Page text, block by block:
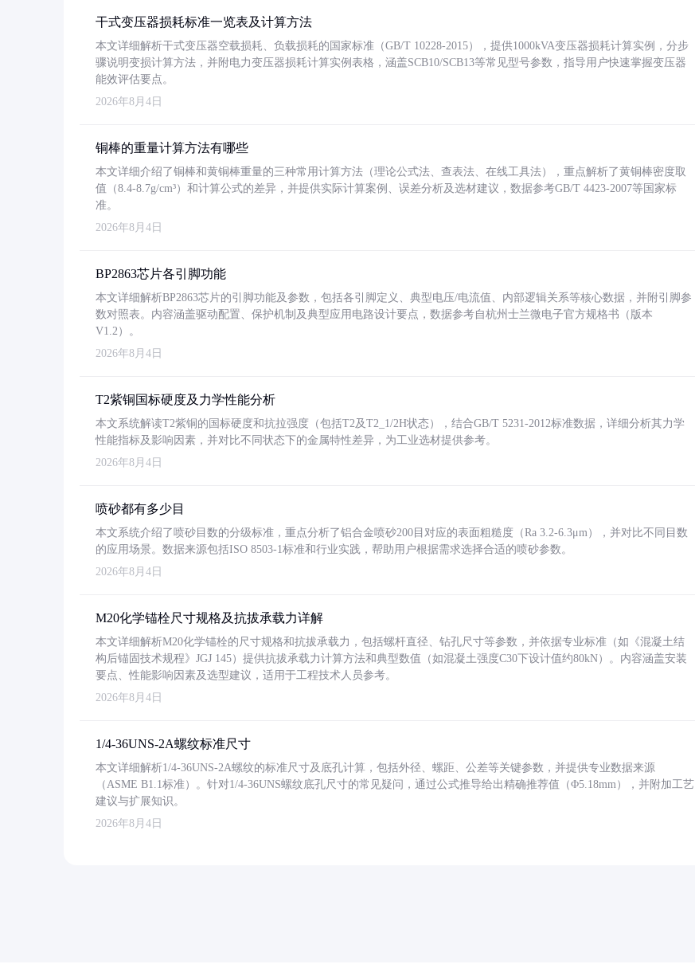
干式变压器损耗标准一览表及计算方法
本文详细解析干式变压器空载损耗、负载损耗的国家标准（GB/T 10228-2015），提供1000kVA变压器损耗计算实例，分步
骤说明变损计算方法，并附电力变压器损耗计算实例表格，涵盖SCB10/SCB13等常见型号参数，指导用户快速掌握变压器
能效评估要点。
2026年8月4日
铜棒的重量计算方法有哪些
本文详细介绍了铜棒和黄铜棒重量的三种常用计算方法（理论公式法、查表法、在线工具法），重点解析了黄铜棒密度取
值（8.4-8.7g/cm³）和计算公式的差异，并提供实际计算案例、误差分析及选材建议，数据参考GB/T 4423-2007等国家标
准。
2026年8月4日
BP2863芯片各引脚功能
本文详细解析BP2863芯片的引脚功能及参数，包括各引脚定义、典型电压/电流值、内部逻辑关系等核心数据，并附引脚参
数对照表。内容涵盖驱动配置、保护机制及典型应用电路设计要点，数据参考自杭州士兰微电子官方规格书（版本
V1.2）。
2026年8月4日
T2紫铜国标硬度及力学性能分析
本文系统解读T2紫铜的国标硬度和抗拉强度（包括T2及T2_1/2H状态），结合GB/T 5231-2012标准数据，详细分析其力学
性能指标及影响因素，并对比不同状态下的金属特性差异，为工业选材提供参考。
2026年8月4日
喷砂都有多少目
本文系统介绍了喷砂目数的分级标准，重点分析了铝合金喷砂200目对应的表面粗糙度（Ra 3.2-6.3μm），并对比不同目数
的应用场景。数据来源包括ISO 8503-1标准和行业实践，帮助用户根据需求选择合适的喷砂参数。
2026年8月4日
M20化学锚栓尺寸规格及抗拔承载力详解
本文详细解析M20化学锚栓的尺寸规格和抗拔承载力，包括螺杆直径、钻孔尺寸等参数，并依据专业标准（如《混凝土结
构后锚固技术规程》JGJ 145）提供抗拔承载力计算方法和典型数值（如混凝土强度C30下设计值约80kN）。内容涵盖安装
要点、性能影响因素及选型建议，适用于工程技术人员参考。
2026年8月4日
1/4-36UNS-2A螺纹标准尺寸
本文详细解析1/4-36UNS-2A螺纹的标准尺寸及底孔计算，包括外径、螺距、公差等关键参数，并提供专业数据来源
（ASME B1.1标准）。针对1/4-36UNS螺纹底孔尺寸的常见疑问，通过公式推导给出精确推荐值（Φ5.18mm），并附加工艺
建议与扩展知识。
2026年8月4日